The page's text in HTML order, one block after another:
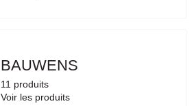
BAUWENS
11 produits
Voir les produits